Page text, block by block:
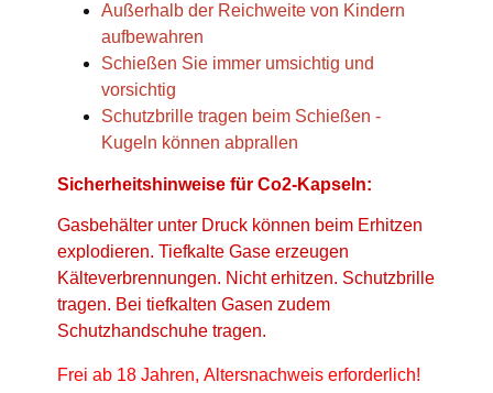
Außerhalb der Reichweite von Kindern
aufbewahren
Schießen Sie immer umsichtig und
vorsichtig
Schutzbrille tragen beim Schießen -
Kugeln können abprallen
Sicherheitshinweise für Co2-Kapseln:
Gasbehälter unter Druck können beim Erhitzen
explodieren. Tiefkalte Gase erzeugen
Kälteverbrennungen. Nicht erhitzen. Schutzbrille
tragen. Bei tiefkalten Gasen zudem
Schutzhandschuhe tragen.
Frei ab 18 Jahren, Altersnachweis erforderlich!